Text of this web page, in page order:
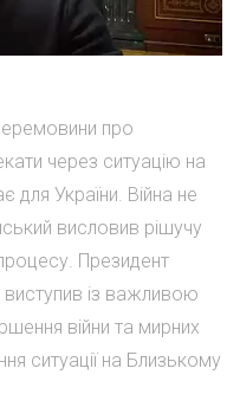
про
через ситуацію на
України. Війна не
висловив рішучу
Президент
із важливою
війни та мирних
ситуації на Близькому